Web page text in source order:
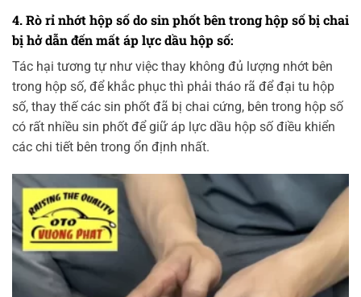
4. Rò rỉ nhớt hộp số do sin phốt bên trong hộp số bị chai
bị hở dẫn đến mất áp lực dầu hộp số:
Tác hại tương tự như việc thay không đủ lượng nhớt bên
trong hộp số, để khắc phục thì phải tháo rã để đại tu hộp
số, thay thế các sin phốt đã bị chai cứng, bên trong hộp số
có rất nhiều sin phốt để giữ áp lực dầu hộp số điều khiển
các chi tiết bên trong ổn định nhất.